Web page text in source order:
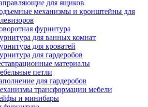
для ящиков
механизмы и кронштейны для
фурнитура
для ванных комнат
для кроватей
для гардеробов
материалы
петли
для гардеробов
трансформации мебели
и минибары